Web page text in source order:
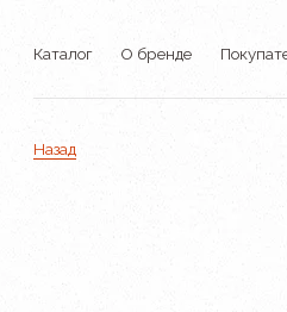
Каталог О бренде Покупателям